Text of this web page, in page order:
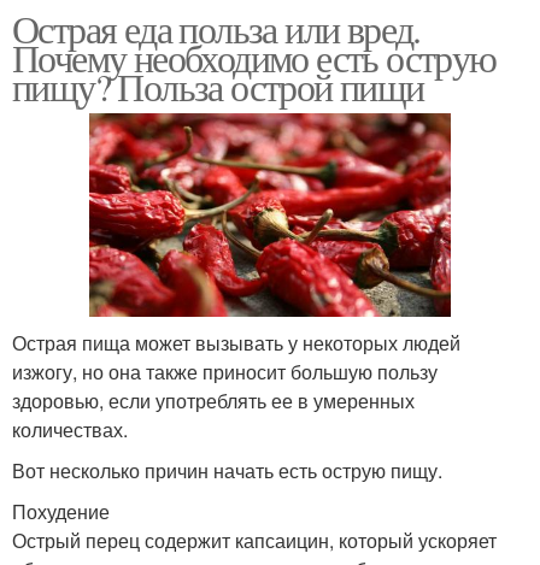
Острая еда польза или вред.
Почему необходимо есть острую
пищу? Польза острой пищи
Острая пища может вызывать у некоторых людей
изжогу, но она также приносит большую пользу
здоровью, если употреблять ее в умеренных
количествах.
Вот несколько причин начать есть острую пищу.
Похудение
Острый перец содержит капсаицин, который ускоряет